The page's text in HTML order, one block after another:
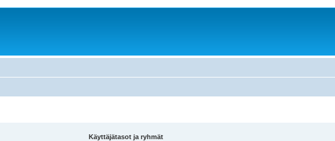
Käyttäjätasot ja ryhmät